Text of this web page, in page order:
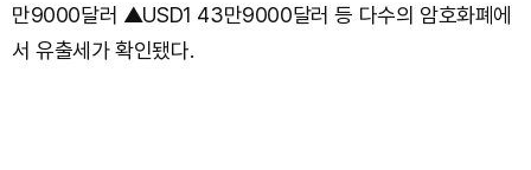
만9000달러 ▲USD1 43만9000달러 등 다수의 암호화폐에
서 유출세가 확인됐다.